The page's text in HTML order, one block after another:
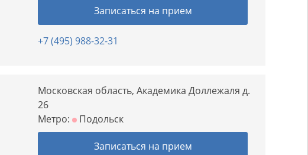
Записаться на прием
+7 (495) 988-32-31
Московская область, Академика Доллежаля д.
26
Метро:
Подольск
Записаться на прием